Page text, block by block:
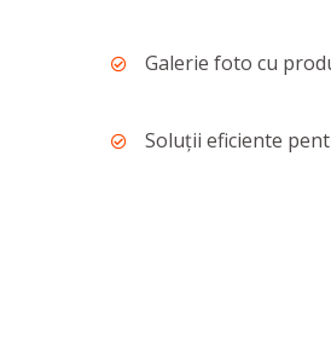
Galerie foto cu
Soluții eficiente